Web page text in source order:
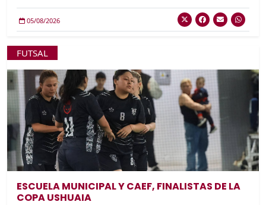
05/08/2026
FUTSAL
ESCUELA MUNICIPAL Y CAEF, FINALISTAS DE LA
COPA USHUAIA